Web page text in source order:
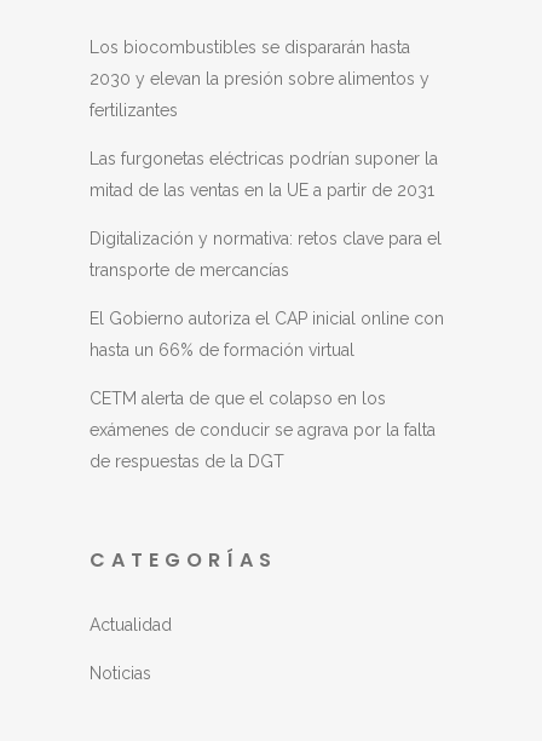
Los biocombustibles se dispararán hasta
2030 y elevan la presión sobre alimentos y
fertilizantes
Las furgonetas eléctricas podrían suponer la
mitad de las ventas en la UE a partir de 2031
Digitalización y normativa: retos clave para el
transporte de mercancías
El Gobierno autoriza el CAP inicial online con
hasta un 66% de formación virtual
CETM alerta de que el colapso en los
exámenes de conducir se agrava por la falta
de respuestas de la DGT
CATEGORÍAS
Actualidad
Noticias